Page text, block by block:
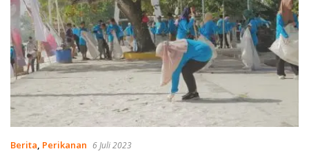
Berita, Perikanan 6 Juli 2023